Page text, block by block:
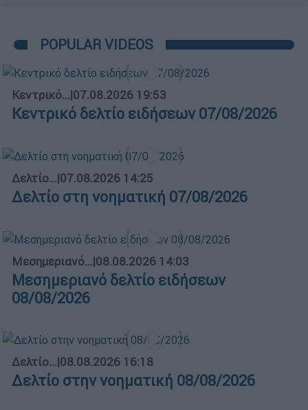
POPULAR VIDEOS
Κεντρικό...|07.08.2026 19:53
Κεντρικό δελτίο ειδήσεων 07/08/2026
Δελτίο...|07.08.2026 14:25
Δελτίο στη νοηματική 07/08/2026
Μεσημεριανό...|08.08.2026 14:03
Μεσημεριανό δελτίο ειδήσεων
08/08/2026
Δελτίο...|08.08.2026 16:18
Δελτίο στην νοηματική 08/08/2026